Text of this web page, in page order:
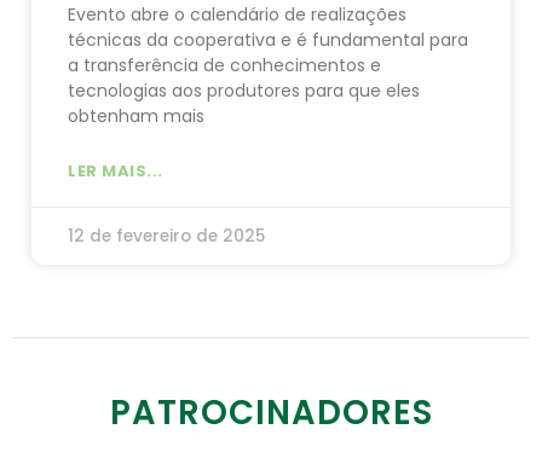
Evento abre o calendário de realizações
técnicas da cooperativa e é fundamental para
a transferência de conhecimentos e
tecnologias aos produtores para que eles
obtenham mais
LER MAIS...
12 de fevereiro de 2025
PATROCINADORES